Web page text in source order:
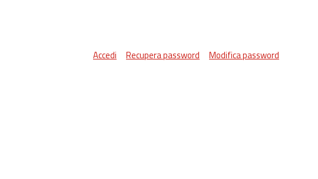
Accedi Recupera password Modifica password